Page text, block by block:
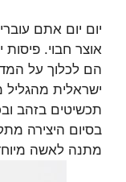
יום יום אתם
אוצר חבוי.
הם לכלוך על
ישראלית
תכשיטים בזהב
בסיום היצירה
מתנה לאשה